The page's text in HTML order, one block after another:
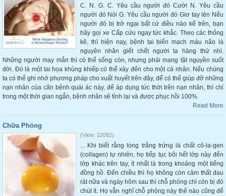
C. N. G. C. Yêu cầu người đó Cười N. Yêu cầu
người đó Nói G. Yêu cầu người đó Giơ tay lên Nếu
người đó bị trở ngại bất cứ điều nào kể trên, bạn
hãy gọi xe Cấp cứu ngay tức khắc. Theo các thống
kê, thì hiện nay, bệnh tai biến mạch máu não là
nguyên nhân giết chết người ta hàng thứ nhì.
Những người may mắn thì có thể sống còn, nhưng phải mang tật nguyền suốt
đời. Đó là một tai họa khủng khiếp có thể xảy đến cho một cá nhân. Nếu chúng
ta có thể ghi nhớ phương pháp cho xuất huyết trên đây, để có thể giúp đỡ những
nạn nhân của căn bệnh quái ác này, để áp dụng tức thời trên nạn nhân, thì chỉ
trong một thời gian ngắn, bệnh nhân sẽ tỉnh lại và được phục hồi 100%.
Read More
Chữa Phỏng
(View: 22082)
... Khi biết rằng lòng trắng trứng là chất cô-la-gen
(collagen) tự nhiên, họ tiếp tục bôi hết lớp này đến
lớp khác trên tay, ít nhất là trong khoảng một tiếng
đồng hồ. Đến chiều thì họ không còn cảm thất đau
rát nữa và ngày hôm sau thì chỗ phỏng chỉ còn bị đỏ
chút ít. Họ vẫn nghĩ chỗ phỏng này thể nào cũng để